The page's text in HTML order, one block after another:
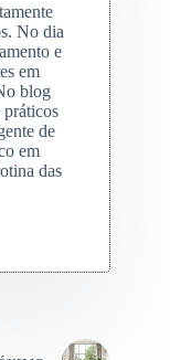
No dia
e
em
blog
de
em
das